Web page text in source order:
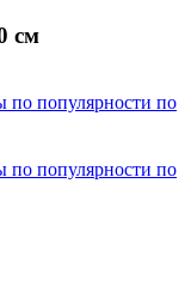
см
по популярности по
по популярности по